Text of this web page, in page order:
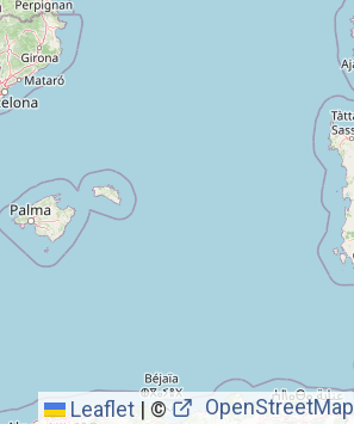
Leaflet | © OpenStreetMap